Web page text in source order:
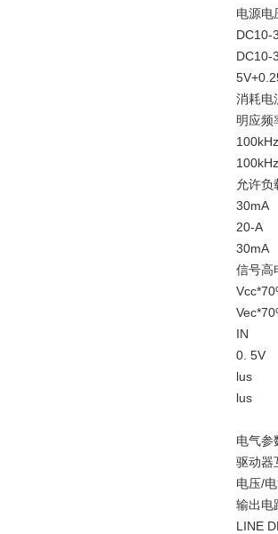
电源电
DC10-
DC10-
消耗电
明应频
100kHz
100kHz
允许负
30mA
20-A
30mA
信号高
IN
0. 5V
lus
lus
电气参
驱动器
电压/
输出电
LINE